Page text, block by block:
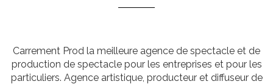
Carrement Prod la meilleure agence de spectacle et de
production de spectacle pour les entreprises et pour les
particuliers. Agence artistique, producteur et diffuseur de